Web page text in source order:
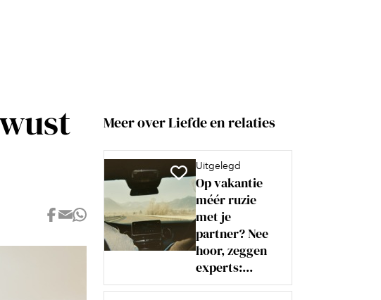
Meer over Liefde en relaties
Uitgelegd
Op vakantie
méér ruzie
met je
partner? Nee
hoor, zeggen
experts:...